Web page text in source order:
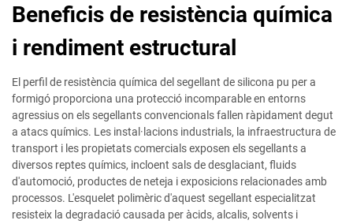
Beneficis de resistència química
i rendiment estructural
El perfil de resistència química del segellant de silicona pu per a
formigó proporciona una protecció incomparable en entorns
agressius on els segellants convencionals fallen ràpidament degut
a atacs químics. Les instal·lacions industrials, la infraestructura de
transport i les propietats comercials exposen els segellants a
diversos reptes químics, incloent sals de desglaciant, fluids
d'automoció, productes de neteja i exposicions relacionades amb
processos. L'esquelet polimèric d'aquest segellant especialitzat
resisteix la degradació causada per àcids, alcalis, solvents i